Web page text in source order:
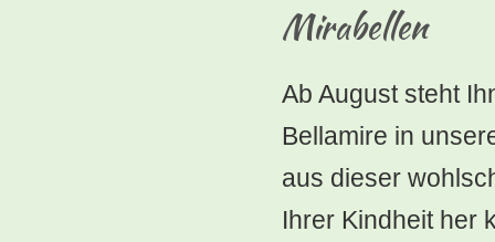
Mirabellen
Ab August steht
Bellamire in
aus dieser
Ihrer Kindheit her